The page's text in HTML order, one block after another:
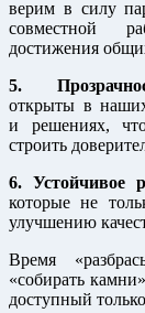
верим в силу
совместной
достижения
5.
открыты в
и решениях,
строить
6. Устойчивое
которые не
улучшению
Время
«собирать
доступный